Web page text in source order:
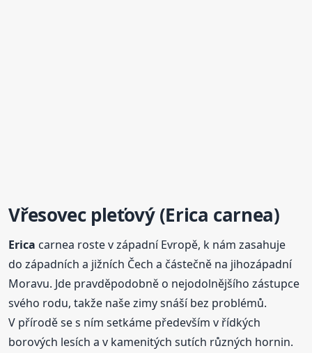
Vřesovec pleťový (Erica carnea)
Erica carnea roste v západní Evropě, k nám zasahuje
do západních a jižních Čech a částečně na jihozápadní
Moravu. Jde pravděpodobně o nejodolnějšího zástupce
svého rodu, takže naše zimy snáší bez problémů.
V přírodě se s ním setkáme především v řídkých
borových lesích a v kamenitých sutích různých hornin.